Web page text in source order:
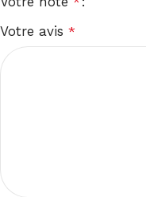
Votre avis *